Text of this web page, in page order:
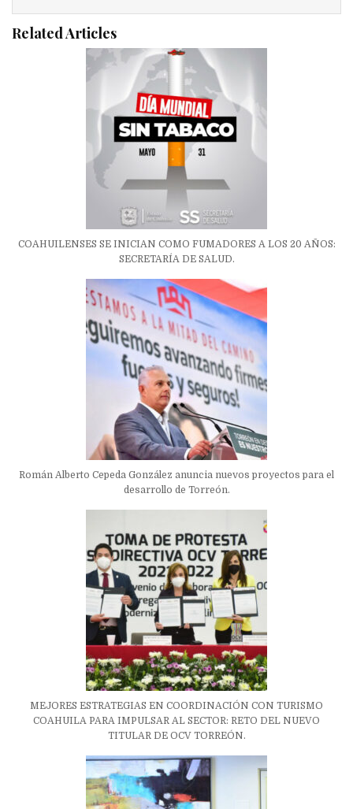
Related Articles
COAHUILENSES SE INICIAN COMO FUMADORES A LOS 20 AÑOS:
SECRETARÍA DE SALUD.
Román Alberto Cepeda González anuncia nuevos proyectos para el
desarrollo de Torreón.
MEJORES ESTRATEGIAS EN COORDINACIÓN CON TURISMO
COAHUILA PARA IMPULSAR AL SECTOR: RETO DEL NUEVO
TITULAR DE OCV TORREÓN.